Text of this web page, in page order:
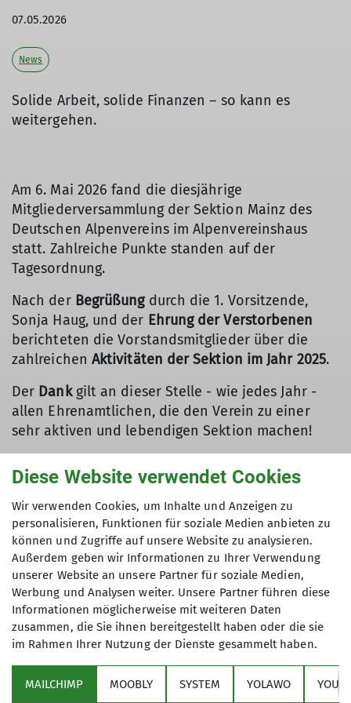
07.05.2026
News
Solide Arbeit, solide Finanzen – so kann es
weitergehen.
Am 6. Mai 2026 fand die diesjährige
Mitgliederversammlung der Sektion Mainz des
Deutschen Alpenvereins im Alpenvereinshaus
statt. Zahlreiche Punkte standen auf der
Tagesordnung.
Nach der Begrüßung durch die 1. Vorsitzende,
Sonja Haug, und der Ehrung der Verstorbenen
berichteten die Vorstandsmitglieder über die
zahlreichen Aktivitäten der Sektion im Jahr 2025.
Der Dankgilt an dieser Stelle - wie jedes Jahr -
allen Ehrenamtlichen, die den Verein zu einer
sehr aktiven und lebendigen Sektion machen!
Finanzen, die Rechnungsprüfer über ein
einwandfreies Ergebnis.
DerVorstand wurde entlastet. Die anstehenden
Beschlüsse über dieVerwendung des
Überschusses(Sparen für den Bau), aber auch die
Instandsetzung des Speichersees an der
Kaunergrathütte wurden einstimmig gefasst.
Als Sparmaßnahme wurde ins Auge gefasst, die
Sektionsmitteilungenauf eine Print- und eine
digitale Ausgabe zu reduzieren. Immerhin
Diese Website verwendet Cookies
Wir verwenden Cookies, um Inhalte und Anzeigen zu
personalisieren, Funktionen für soziale Medien anbieten zu
können und Zugriffe auf unsere Website zu analysieren.
Außerdem geben wir Informationen zu Ihrer Verwendung
unserer Website an unsere Partner für soziale Medien,
Werbung und Analysen weiter. Unsere Partner führen diese
Informationen möglicherweise mit weiteren Daten
zusammen, die Sie ihnen bereitgestellt haben oder die sie
im Rahmen Ihrer Nutzung der Dienste gesammelt haben.
MAILCHIMP MOOBLY SYSTEM YOLAWO